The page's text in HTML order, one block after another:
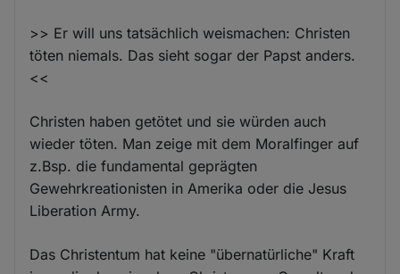
>> Er will uns tatsächlich weismachen: Christen
töten niemals. Das sieht sogar der Papst anders.
<<
Christen haben getötet und sie würden auch
wieder töten. Man zeige mit dem Moralfinger auf
z.Bsp. die fundamental geprägten
Gewehrkreationisten in Amerika oder die Jesus
Liberation Army.
Das Christentum hat keine "übernatürliche" Kraft